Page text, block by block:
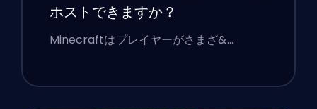
ホストできますか？
Minecraftはプレイヤーがさまざ&…